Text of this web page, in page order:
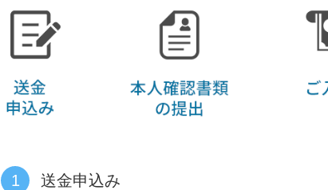
1 送金申込み